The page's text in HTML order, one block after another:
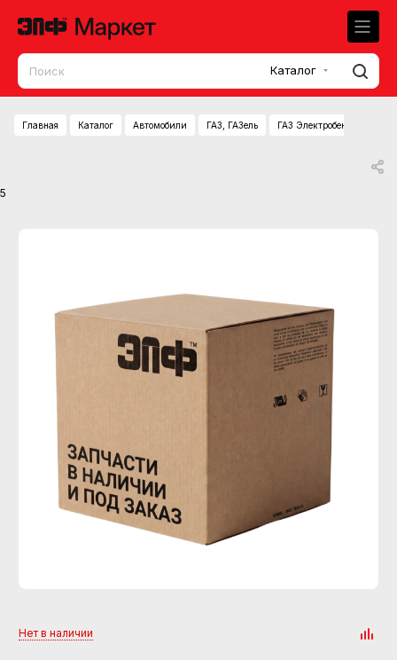
Каталог
Главная Каталог Автомобили ГАЗ, ГАЗель ГАЗ Электробензонасос
5
Нет в наличии